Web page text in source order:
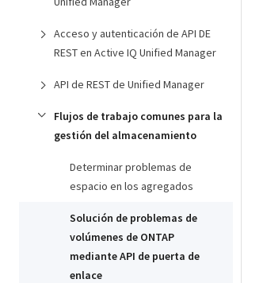
Acceso y autenticación de API DE
REST en Active IQ Unified Manager
API de REST de Unified Manager
Flujos de trabajo comunes para la
gestión del almacenamiento
Determinar problemas de
espacio en los agregados
Solución de problemas de
volúmenes de ONTAP
mediante API de puerta de
enlace